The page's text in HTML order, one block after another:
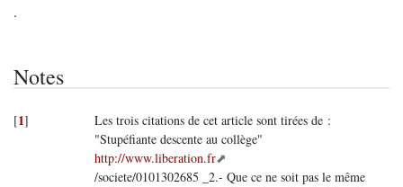
.
Notes
[1]
Les trois citations de cet article sont tirées de :
"Stupéfiante descente au collège"
http://www.liberation.fr
/societe/0101302685 _2.- Que ce ne soit pas le même